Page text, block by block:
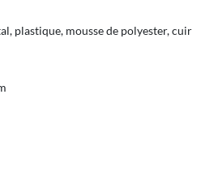
plastique, mousse de polyester, cuir